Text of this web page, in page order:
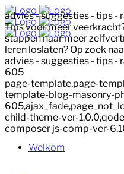
Welkom
advies - suggesties - tips -
Tips voor meer
stappen naar meer
leren loslaten? Op zoek
advies - suggesties - tips -
605
page-template,page-
template-blog-masonry-
child-theme-ver-
composer js-comp-ver-